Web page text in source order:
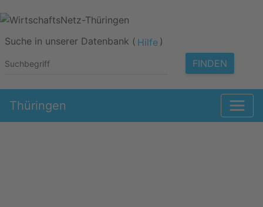
Suche in unserer Datenbank ( Hilfe )
FINDEN
Thüringen